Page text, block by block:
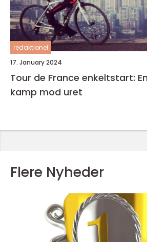
redaktionel
17. January 2024
Tour de France enkeltstart:
kamp mod uret
Flere Nyheder